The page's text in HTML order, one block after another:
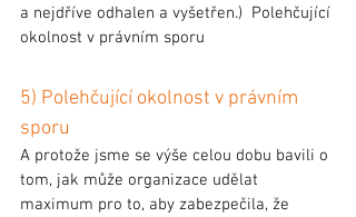
a nejdříve odhalen a vyšetřen.)  Polehčující
okolnost v právním sporu
5) Polehčující okolnost v právním
sporu
A protože jsme se výše celou dobu bavili o
tom, jak může organizace udělat
maximum pro to, aby zabezpečila, že